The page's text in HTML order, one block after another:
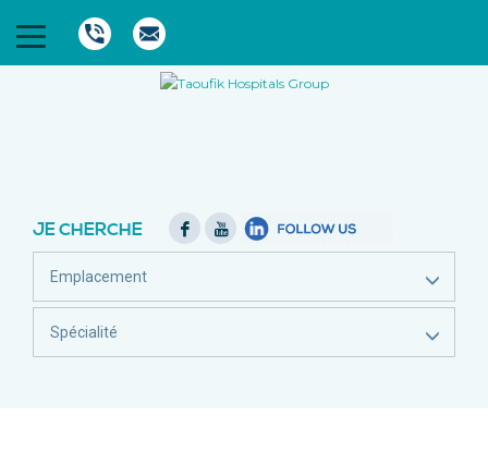
JE CHERCHE
Emplacement
Spécialité